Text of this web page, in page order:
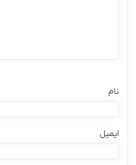
نام
ایمیل